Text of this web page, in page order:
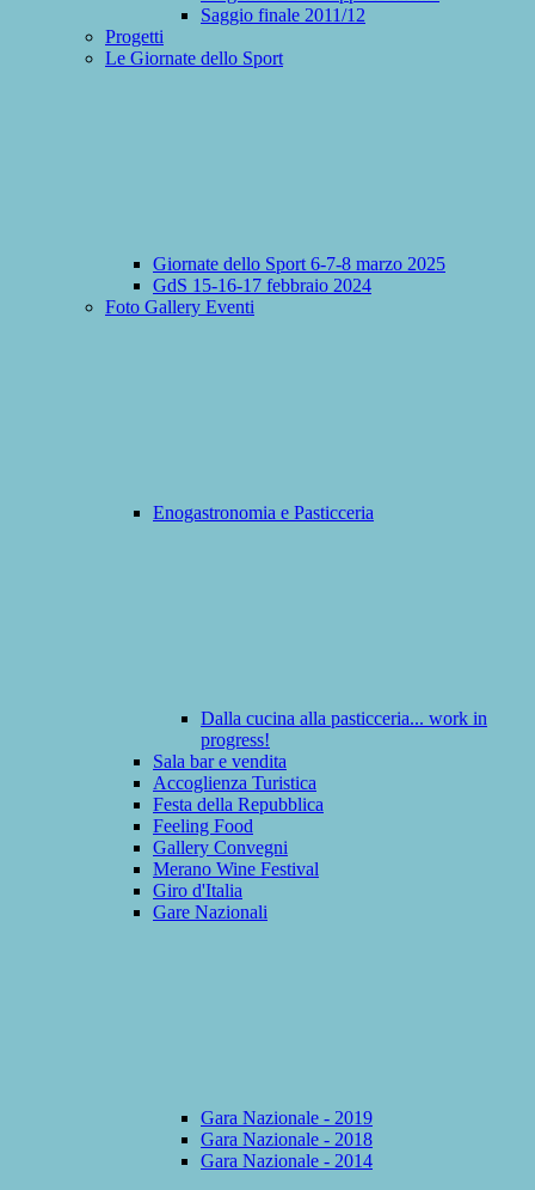
Saggio finale 2011/12
Progetti
Le Giornate dello Sport
Giornate dello Sport 6-7-8 marzo 2025
GdS 15-16-17 febbraio 2024
Foto Gallery Eventi
Enogastronomia e Pasticceria
Dalla cucina alla pasticceria... work in
progress!
Sala bar e vendita
Accoglienza Turistica
Festa della Repubblica
Feeling Food
Gallery Convegni
Merano Wine Festival
Giro d'Italia
Gare Nazionali
Gara Nazionale - 2019
Gara Nazionale - 2018
Gara Nazionale - 2014